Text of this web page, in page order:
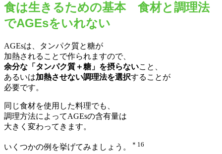
食は生きるための基本 食材と調理法
でAGEsをいれない
AGEsは、タンパク質と糖が
加熱されることで作られますので、
余分な「タンパク質＋糖」を摂らないこと、
あるいは加熱させない調理法を選択することが
必要です。
同じ食材を使用した料理でも、
調理方法によってAGEsの含有量は
大きく変わってきます。
いくつかの例を挙げてみましょう。 ＊16